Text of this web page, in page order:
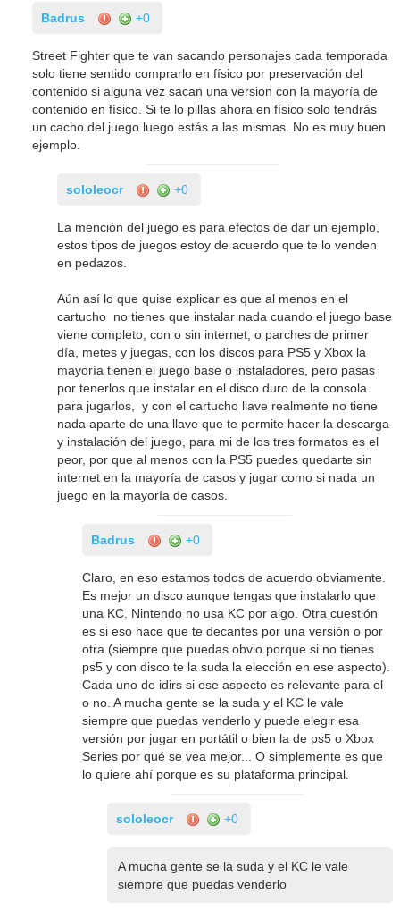
Badrus +0
Street Fighter que te van sacando personajes cada temporada
solo tiene sentido comprarlo en físico por preservación del
contenido si alguna vez sacan una version con la mayoría de
contenido en físico. Si te lo pillas ahora en físico solo tendrás
un cacho del juego luego estás a las mismas. No es muy buen
ejemplo.
sololeocr +0
La mención del juego es para efectos de dar un ejemplo,
estos tipos de juegos estoy de acuerdo que te lo venden
en pedazos.
Aún así lo que quise explicar es que al menos en el
cartucho no tienes que instalar nada cuando el juego base
viene completo, con o sin internet, o parches de primer
día, metes y juegas, con los discos para PS5 y Xbox la
mayoría tienen el juego base o instaladores, pero pasas
por tenerlos que instalar en el disco duro de la consola
para jugarlos, y con el cartucho llave realmente no tiene
nada aparte de una llave que te permite hacer la descarga
y instalación del juego, para mi de los tres formatos es el
peor, por que al menos con la PS5 puedes quedarte sin
internet en la mayoría de casos y jugar como si nada un
juego en la mayoría de casos.
Badrus +0
Claro, en eso estamos todos de acuerdo obviamente.
Es mejor un disco aunque tengas que instalarlo que
una KC. Nintendo no usa KC por algo. Otra cuestión
es si eso hace que te decantes por una versión o por
otra (siempre que puedas obvio porque si no tienes
ps5 y con disco te la suda la elección en ese aspecto).
Cada uno de idirs si ese aspecto es relevante para el
o no. A mucha gente se la suda y el KC le vale
siempre que puedas venderlo y puede elegir esa
versión por jugar en portátil o bien la de ps5 o Xbox
Series por qué se vea mejor... O simplemente es que
lo quiere ahí porque es su plataforma principal.
sololeocr +0
A mucha gente se la suda y el KC le vale
siempre que puedas venderlo